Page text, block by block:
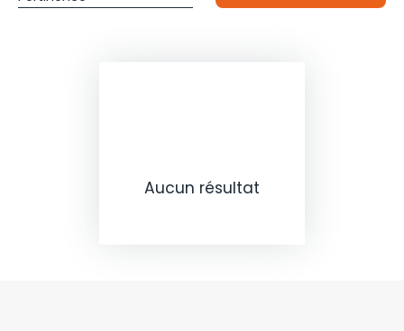
pour un budget de Budget max (€)
Aucun résultat